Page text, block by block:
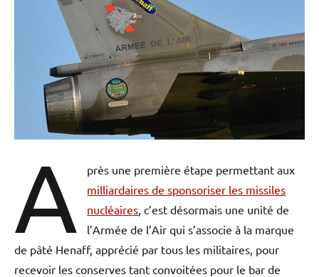
A
près une première étape permettant aux
milliardaires de sponsoriser les missiles
nucléaires , c’est désormais une unité de
l’Armée de l’Air qui s’associe à la marque
de pâté Henaff, apprécié par tous les militaires, pour
recevoir les conserves tant convoitées pour le bar de